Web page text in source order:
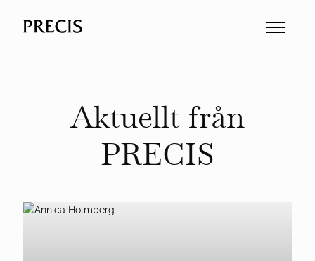
Aktuellt från
PRECIS